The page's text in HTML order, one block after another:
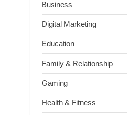
Business
Digital Marketing
Education
Family & Relationship
Gaming
Health & Fitness